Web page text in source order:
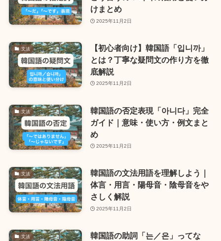
けまとめ
2025年11月2日
文法
【初心者向け】韓国語「입니까」
とは？丁寧な疑問文の作り方を徹
底解説
2025年11月2日
文法
韓国語の否定表現「아니다」完全
ガイド｜意味・使い方・例文まと
め
2025年11月2日
文法
韓国語の文法用語を理解しよう｜
体言・用言・陽母音・陰母音をや
さしく解説
2025年11月2日
文法
韓国語の助詞「는／은」ってな